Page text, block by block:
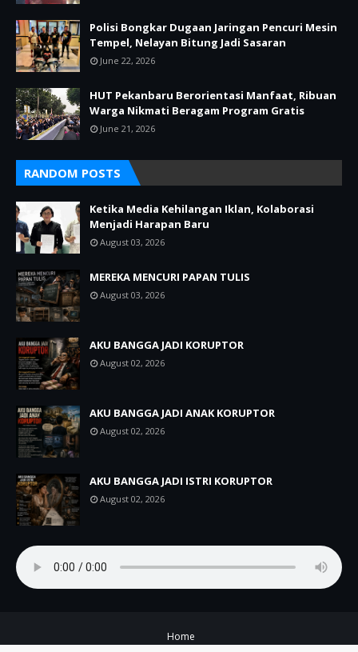
Polisi Bongkar Dugaan Jaringan Pencuri Mesin
Tempel, Nelayan Bitung Jadi Sasaran
June 22, 2026
HUT Pekanbaru Berorientasi Manfaat, Ribuan
Warga Nikmati Beragam Program Gratis
June 21, 2026
RANDOM POSTS
Ketika Media Kehilangan Iklan, Kolaborasi
Menjadi Harapan Baru
August 03, 2026
MEREKA MENCURI PAPAN TULIS
August 03, 2026
AKU BANGGA JADI KORUPTOR
August 02, 2026
AKU BANGGA JADI ANAK KORUPTOR
August 02, 2026
AKU BANGGA JADI ISTRI KORUPTOR
August 02, 2026
Home